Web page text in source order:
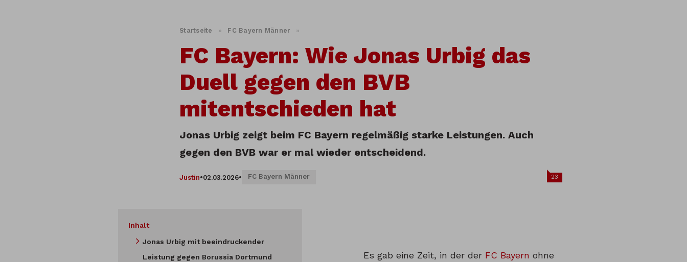
Startseite » FC Bayern Männer »
FC Bayern: Wie Jonas Urbig das
Duell gegen den BVB
mitentschieden hat
Jonas Urbig zeigt beim FC Bayern regelmäßig starke Leistungen. Auch
gegen den BVB war er mal wieder entscheidend.
Justin•02.03.2026• FC Bayern Männer 23
Inhalt
Jonas Urbig mit beeindruckender
Leistung gegen Borussia Dortmund
Es gab eine Zeit, in der der FC Bayern ohne